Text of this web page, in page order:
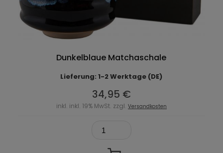
Dunkelblaue Matchaschale
Lieferung: 1-2 Werktage (DE)
34,95 €
inkl. inkl. 19% MwSt. zzgl. Versandkosten